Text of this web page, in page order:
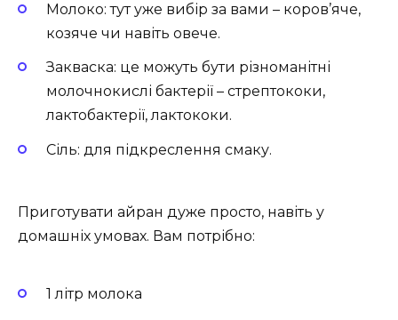
Молоко: тут уже вибір за вами – коров’яче,
козяче чи навіть овече.
Закваска: це можуть бути різноманітні
молочнокислі бактерії – стрептококи,
лактобактерії, лактококи.
Сіль: для підкреслення смаку.
Приготувати айран дуже просто, навіть у
домашніх умовах. Вам потрібно:
1 літр молока